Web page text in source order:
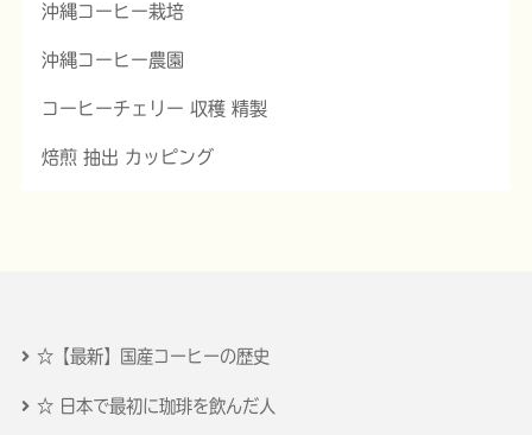
沖縄コーヒー栽培
沖縄コーヒー農園
コーヒーチェリー 収穫 精製
焙煎 抽出 カッピング
☆【最新】国産コーヒーの歴史
☆ 日本で最初に珈琲を飲んだ人